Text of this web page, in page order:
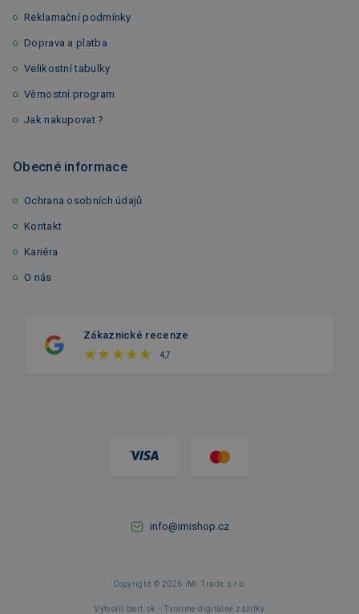
Reklamační podmínky
Doprava a platba
Velikostní tabulky
Věrnostní program
Jak nakupovat ?
Obecné informace
Ochrana osobních údajů
Kontakt
Kariéra
O nás
Zákaznické recenze
4,7
info@imishop.cz
Copyright © 2026 iMi Trade s.r.o.
Vytvořil bart.sk - Tvoríme digitálne zážitky